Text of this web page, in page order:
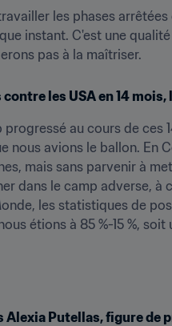
les phases
instant. C'est une
pas à la maîtriser.
les USA en 14
au cours de ces
nous avions le ballon. En
mais sans parvenir à
dans le camp adverse,
les statistiques de
étions à 85 %-15 %,
Putellas, figure de